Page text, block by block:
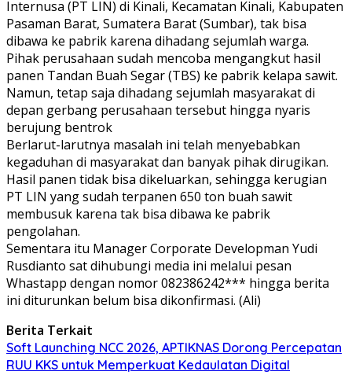
Internusa (PT LIN) di Kinali, Kecamatan Kinali, Kabupaten
Pasaman Barat, Sumatera Barat (Sumbar), tak bisa
dibawa ke pabrik karena dihadang sejumlah warga.
Pihak perusahaan sudah mencoba mengangkut hasil
panen Tandan Buah Segar (TBS) ke pabrik kelapa sawit.
Namun, tetap saja dihadang sejumlah masyarakat di
depan gerbang perusahaan tersebut hingga nyaris
berujung bentrok
Berlarut-larutnya masalah ini telah menyebabkan
kegaduhan di masyarakat dan banyak pihak dirugikan.
Hasil panen tidak bisa dikeluarkan, sehingga kerugian
PT LIN yang sudah terpanen 650 ton buah sawit
membusuk karena tak bisa dibawa ke pabrik
pengolahan.
Sementara itu Manager Corporate Developman Yudi
Rusdianto sat dihubungi media ini melalui pesan
Whastapp dengan nomor 082386242*** hingga berita
ini diturunkan belum bisa dikonfirmasi. (Ali)
Berita Terkait
Soft Launching NCC 2026, APTIKNAS Dorong Percepatan
RUU KKS untuk Memperkuat Kedaulatan Digital